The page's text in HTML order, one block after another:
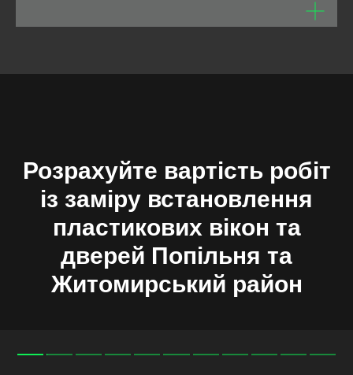
Розрахуйте вартість робіт
із заміру встановлення
пластикових вікон та
дверей Попільня та
Житомирський район